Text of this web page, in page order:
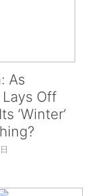
As
Off
‘Winter’